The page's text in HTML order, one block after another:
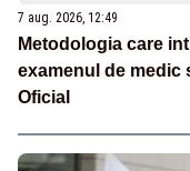
7 aug. 2026, 12:49
Metodologia care
examenul de medic
Oficial